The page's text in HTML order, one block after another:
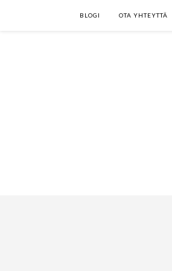
BLOGI OTA YHTEYTTÄ